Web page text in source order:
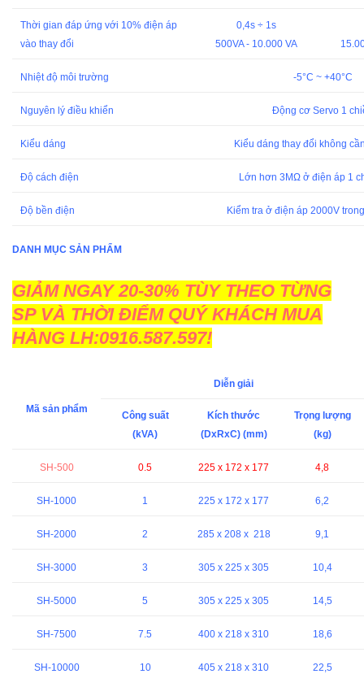
Thời gian đáp ứng với 10% điện áp
vào thay đổi
0,4s ÷ 1s
500VA - 10.000 VA
Nhiệt độ môi trường -5°C ~ +40°C
Nguyên lý điều khiển Động cơ Servo 1
Kiểu dáng Kiểu dáng thay đổi không
Độ cách điện Lớn hơn 3MΩ ở điện áp 1
Độ bền điện Kiểm tra ở điện áp 2000V
DANH MỤC SẢN PHẨM
GIẢM NGAY 20-30% TÙY THEO TỪNG
SP VÀ THỜI ĐIỂM QUÝ KHÁCH MUA
HÀNG LH:0916.587.597!
Mã sản phẩm
Diễn giải
Công suất
(kVA)
Kích thước
(DxRxC) (mm)
Trọng lượng
(kg)
SH-500 0.5 225 x 172 x 177 4,8
SH-1000 1 225 x 172 x 177 6,2
SH-2000 2 285 x 208 x 218 9,1
SH-3000 3 305 x 225 x 305 10,4
SH-5000 5 305 x 225 x 305 14,5
SH-7500 7.5 400 x 218 x 310 18,6
SH-10000 10 405 x 218 x 310 22,5